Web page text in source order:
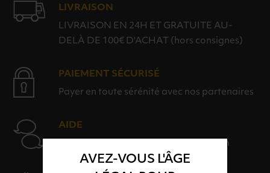
AVEZ-VOUS L'ÂGE
LIVRAISON
LIVRAISON EN 24H ET GRATUITE AU-
DELÀ DE 100€ D'ACHAT (hors consignes)
PAIEMENT SÉCURISÉ
Payer en toute sérénité avec nos partenaires
AIDE
Nos conseillers sont à votre disposition